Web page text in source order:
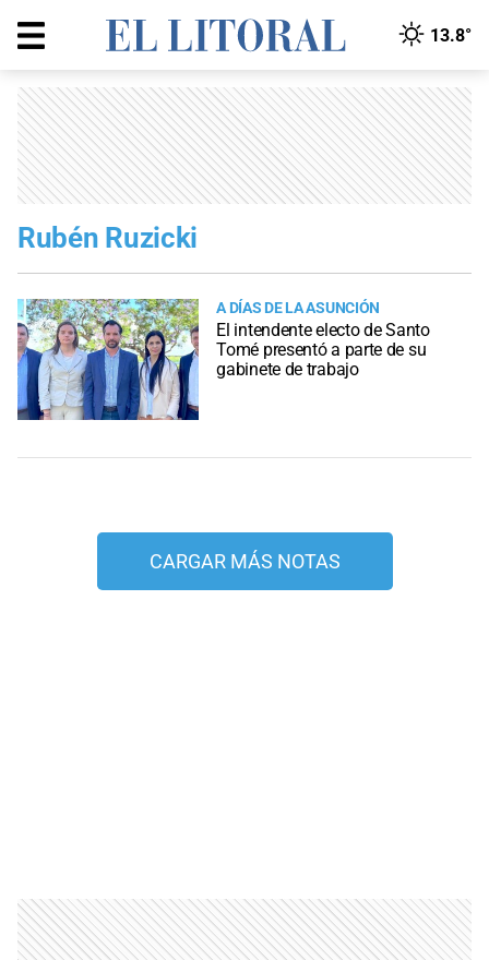
13.8°
Rubén Ruzicki
A DÍAS DE LA ASUNCIÓN
El intendente electo de Santo
Tomé presentó a parte de su
gabinete de trabajo
CARGAR MÁS NOTAS